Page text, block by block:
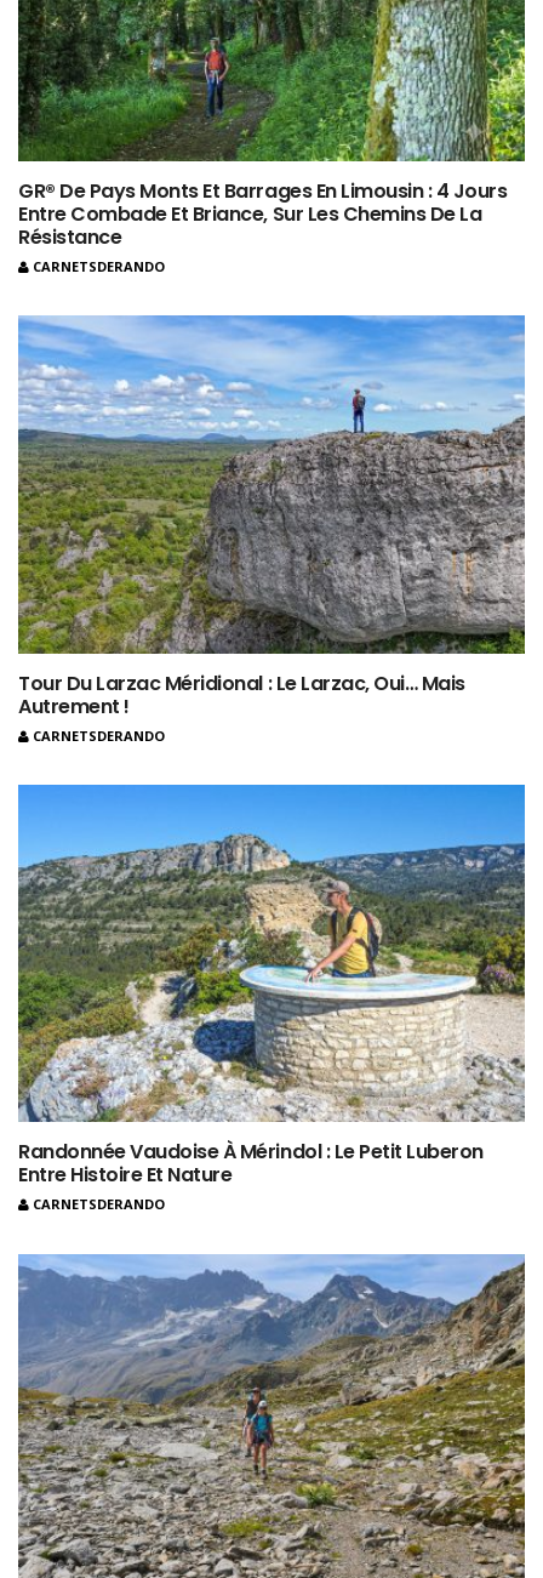
GR® De Pays Monts Et Barrages En Limousin : 4 Jours
Entre Combade Et Briance, Sur Les Chemins De La
Résistance
CARNETSDERANDO
Tour Du Larzac Méridional : Le Larzac, Oui… Mais
Autrement !
CARNETSDERANDO
Randonnée Vaudoise À Mérindol : Le Petit Luberon
Entre Histoire Et Nature
CARNETSDERANDO